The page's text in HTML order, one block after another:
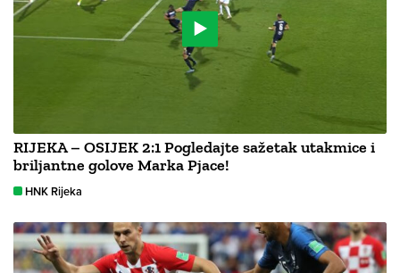
RIJEKA – OSIJEK 2:1 Pogledajte sažetak utakmice i
briljantne golove Marka Pjace!
HNK Rijeka